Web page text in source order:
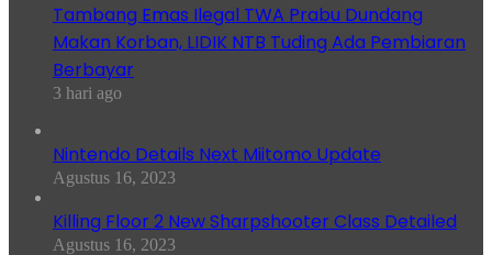
Tambang Emas Ilegal TWA Prabu Dundang
Makan Korban, LIDIK NTB Tuding Ada Pembiaran
Berbayar
3 hari ago
Nintendo Details Next Miitomo Update
Agustus 16, 2023
Killing Floor 2 New Sharpshooter Class Detailed
Agustus 16, 2023